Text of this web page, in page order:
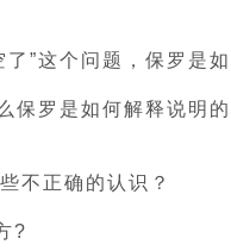
”这个问题，保罗是
罗是如何解释说明
不正确的认识？
?